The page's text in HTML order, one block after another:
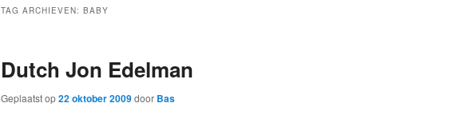
TAG ARCHIEVEN: BABY
Dutch Jon Edelman
Geplaatst op22 oktober 2009door Bas